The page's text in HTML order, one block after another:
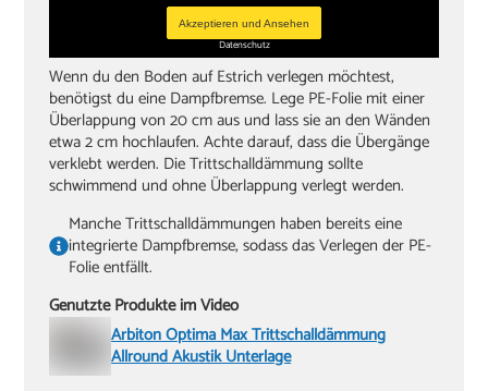
Akzeptieren und Ansehen
Datenschutz
Wenn du den Boden auf Estrich verlegen möchtest,
benötigst du eine Dampfbremse. Lege PE-Folie mit einer
Überlappung von 20 cm aus und lass sie an den Wänden
etwa 2 cm hochlaufen. Achte darauf, dass die Übergänge
verklebt werden. Die Trittschalldämmung sollte
schwimmend und ohne Überlappung verlegt werden.
Manche Trittschalldämmungen haben bereits eine
integrierte Dampfbremse, sodass das Verlegen der PE-
Folie entfällt.
Genutzte Produkte im Video
Arbiton Optima Max Trittschalldämmung
Allround Akustik Unterlage